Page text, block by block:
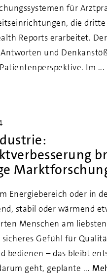
für
die dritte
Reports erarbeitet.
und
Im ...
Energiebereich oder in
stabil oder wärmend
Menschen am
Gefühl für
bedienen – das bleibt
geht, geplante ...